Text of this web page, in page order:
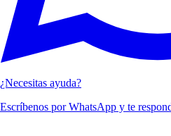
¿Necesitas ayuda?
Escríbenos por WhatsApp y te